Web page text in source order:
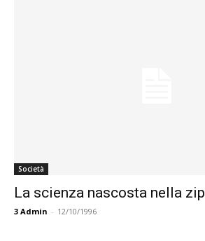
Società
La scienza nascosta nella zip
3 Admin - 12/10/1996